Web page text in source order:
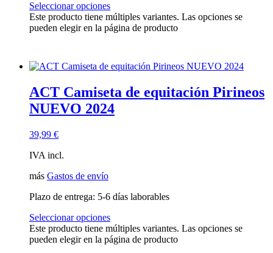
Seleccionar opciones
Este producto tiene múltiples variantes. Las opciones se
pueden elegir en la página de producto
ACT Camiseta de equitación Pirineos
NUEVO 2024
39,99 €
IVA incl.
más Gastos de envío
Plazo de entrega: 5-6 días laborables
Seleccionar opciones
Este producto tiene múltiples variantes. Las opciones se
pueden elegir en la página de producto